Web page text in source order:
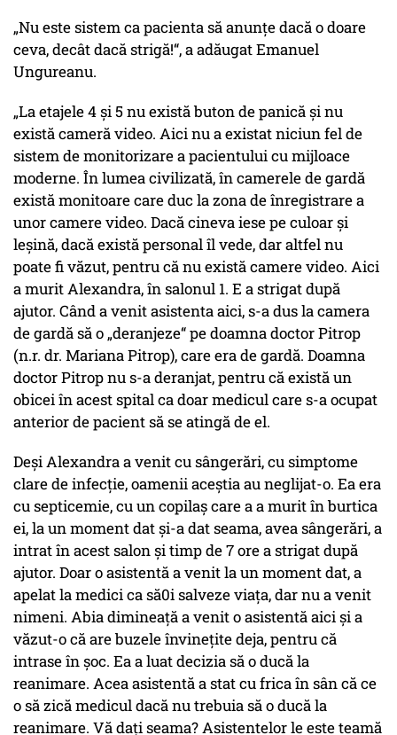
„Nu este sistem ca pacienta să anunțe dacă o doare
ceva, decât dacă strigă!“, a adăugat Emanuel
Ungureanu.
„La etajele 4 și 5 nu există buton de panică și nu
există cameră video. Aici nu a existat niciun fel de
sistem de monitorizare a pacientului cu mijloace
moderne. În lumea civilizată, în camerele de gardă
există monitoare care duc la zona de înregistrare a
unor camere video. Dacă cineva iese pe culoar și
leșină, dacă există personal îl vede, dar altfel nu
poate fi văzut, pentru că nu există camere video. Aici
a murit Alexandra, în salonul 1. E a strigat după
ajutor. Când a venit asistenta aici, s-a dus la camera
de gardă să o „deranjeze“ pe doamna doctor Pitrop
(n.r. dr. Mariana Pitrop), care era de gardă. Doamna
doctor Pitrop nu s-a deranjat, pentru că există un
obicei în acest spital ca doar medicul care s-a ocupat
anterior de pacient să se atingă de el.
Deși Alexandra a venit cu sângerări, cu simptome
clare de infecție, oamenii aceștia au neglijat-o. Ea era
cu septicemie, cu un copilaș care a a murit în burtica
ei, la un moment dat și-a dat seama, avea sângerări, a
intrat în acest salon și timp de 7 ore a strigat după
ajutor. Doar o asistentă a venit la un moment dat, a
apelat la medici ca să0i salveze viața, dar nu a venit
nimeni. Abia dimineață a venit o asistentă aici și a
văzut-o că are buzele învinețite deja, pentru că
intrase în șoc. Ea a luat decizia să o ducă la
reanimare. Acea asistentă a stat cu frica în sân că ce
o să zică medicul dacă nu trebuia să o ducă la
reanimare. Vă dați seama? Asistentelor le este teamă